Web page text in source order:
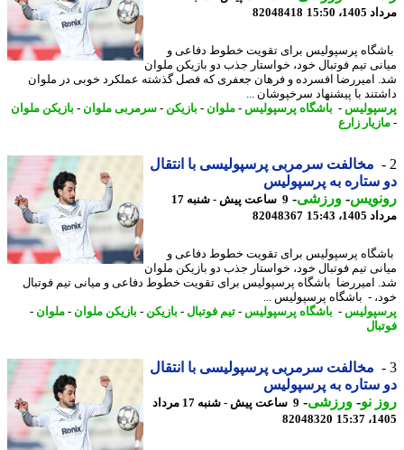
15:50
82048418
پرسپولیس برای تقویت خطوط دفاعی و
تیم فوتبال خود، خواستار جذب دو بازیکن ملوان
امیررضا افسرده و فرهان جعفری که فصل گذشته عملکرد خوبی در ملوان
با پیشنهاد سرخپوشان ...
-باشگاه پرسپولیس-ملوان- بازیکن -سرمربی ملوان- بازیکن ملوان
زارع
مخالفت سرمربی پرسپولیسی با انتقال
ستاره به پرسپولیس
-ورزشی-
9 ساعت پیش - شنبه 17
15:43
82048367
پرسپولیس برای تقویت خطوط دفاعی و
تیم فوتبال خود، خواستار جذب دو بازیکن ملوان
امیررضا باشگاه پرسپولیس برای تقویت خطوط دفاعی و میانی تیم فوتبال
- باشگاه پرسپولیس ...
-باشگاه پرسپولیس-تیم فوتبال-بازیکن -بازیکن ملوان- ملوان-
مخالفت سرمربی پرسپولیسی با انتقال
ستاره به پرسپولیس
نو- ورزشی-
9 ساعت پیش - شنبه 17 مرداد
82048320